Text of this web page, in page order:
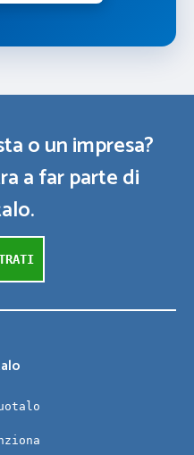
o un impresa?
a far parte di